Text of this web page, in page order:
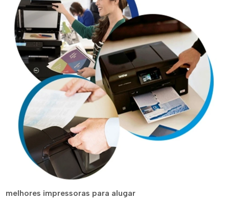
melhores impressoras para alugar